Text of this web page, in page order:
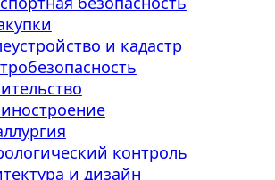
и кадастр
контроль
и дизайн